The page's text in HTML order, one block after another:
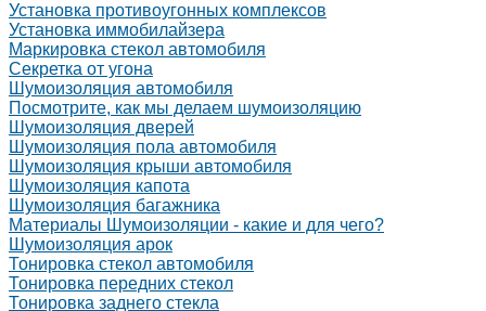
Установка противоугонных комплексов
Установка иммобилайзера
Маркировка стекол автомобиля
Секретка от угона
Шумоизоляция автомобиля
Посмотрите, как мы делаем шумоизоляцию
Шумоизоляция дверей
Шумоизоляция пола автомобиля
Шумоизоляция крыши автомобиля
Шумоизоляция капота
Шумоизоляция багажника
Материалы Шумоизоляции - какие и для чего?
Шумоизоляция арок
Тонировка стекол автомобиля
Тонировка передних стекол
Тонировка заднего стекла